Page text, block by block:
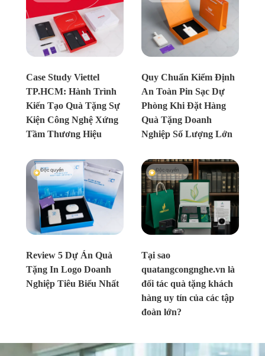
Case Study Viettel
TP.HCM: Hành Trình
Kiến Tạo Quà Tặng Sự
Kiện Công Nghệ Xứng
Tầm Thương Hiệu
Quy Chuẩn Kiểm Định
An Toàn Pin Sạc Dự
Phòng Khi Đặt Hàng
Quà Tặng Doanh
Nghiệp Số Lượng Lớn
Review 5 Dự Án Quà
Tặng In Logo Doanh
Nghiệp Tiêu Biểu Nhất
Độc quyền
Tại sao
quatangcongnghe.vn là
đối tác quà tặng khách
hàng uy tín của các tập
đoàn lớn?
Độc quyền